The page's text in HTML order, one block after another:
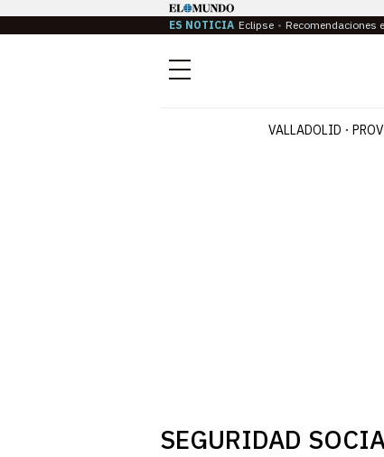
ES NOTICIA Eclipse Recomendaciones
Menú
VALLADOLID
SEGURIDAD